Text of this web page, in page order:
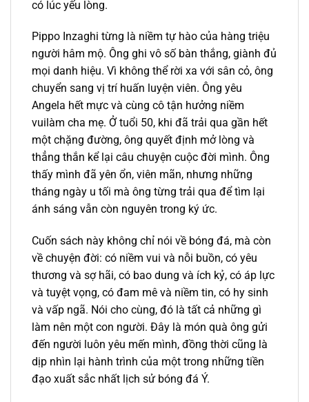
có lúc yếu lòng.
Pippo Inzaghi từng là niềm tự hào của hàng triệu
người hâm mộ. Ông ghi vô số bàn thắng, giành đủ
mọi danh hiệu. Vì không thể rời xa với sân cỏ, ông
chuyển sang vị trí huấn luyện viên. Ông yêu
Angela hết mực và cùng cô tận hưởng niềm
vuilàm cha mẹ. Ở tuổi 50, khi đã trải qua gần hết
một chặng đường, ông quyết định mở lòng và
thẳng thắn kể lại câu chuyện cuộc đời mình. Ông
thấy mình đã yên ổn, viên mãn, nhưng những
tháng ngày u tối mà ông từng trải qua để tìm lại
ánh sáng vẫn còn nguyên trong ký ức.
Cuốn sách này không chỉ nói về bóng đá, mà còn
về chuyện đời: có niềm vui và nỗi buồn, có yêu
thương và sợ hãi, có bao dung và ích kỷ, có áp lực
và tuyệt vọng, có đam mê và niềm tin, có hy sinh
và vấp ngã. Nói cho cùng, đó là tất cả những gì
làm nên một con người. Đây là món quà ông gửi
đến người luôn yêu mến mình, đồng thời cũng là
dịp nhìn lại hành trình của một trong những tiền
đạo xuất sắc nhất lịch sử bóng đá Ý.